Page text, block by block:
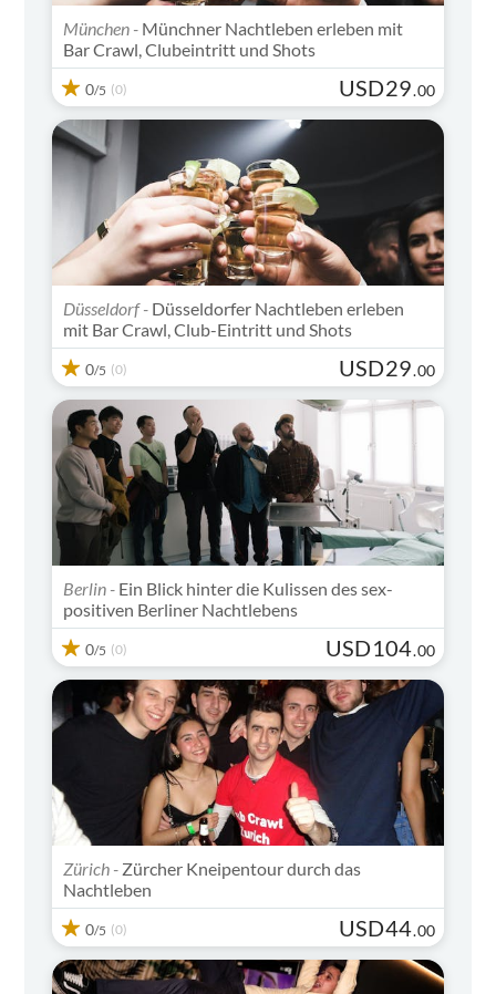
München - Münchner Nachtleben erleben mit
Bar Crawl, Clubeintritt und Shots
0/5 (0) USD29.00
Düsseldorf - Düsseldorfer Nachtleben erleben
mit Bar Crawl, Club-Eintritt und Shots
0/5 (0) USD29.00
Berlin - Ein Blick hinter die Kulissen des sex-
positiven Berliner Nachtlebens
0/5 (0) USD104.00
Zürich - Zürcher Kneipentour durch das
Nachtleben
0/5 (0) USD44.00